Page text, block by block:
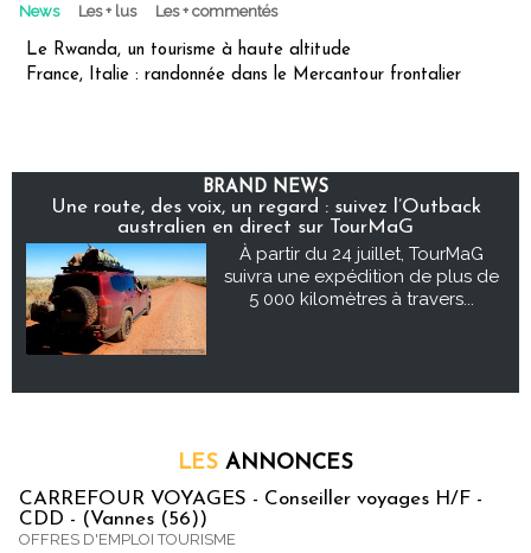
News Les + lus Les + commentés
Le Rwanda, un tourisme à haute altitude
France, Italie : randonnée dans le Mercantour frontalier
BRAND NEWS
Une route, des voix, un regard : suivez l’Outback
australien en direct sur TourMaG
À partir du 24 juillet, TourMaG
suivra une expédition de plus de
5 000 kilomètres à travers...
LES ANNONCES
CARREFOUR VOYAGES - Conseiller voyages H/F -
CDD - (Vannes (56))
OFFRES D'EMPLOI TOURISME